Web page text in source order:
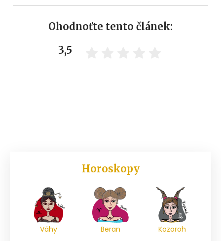
Ohodnoťte tento článek:
3,5
Horoskopy
Váhy Beran Kozoroh